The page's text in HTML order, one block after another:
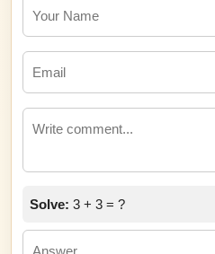
Solve: 3 + 3 = ?